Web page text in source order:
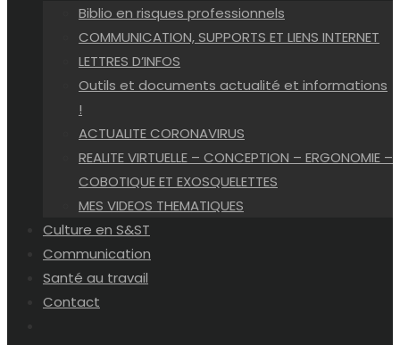
Biblio en risques professionnels
COMMUNICATION, SUPPORTS ET LIENS INTERNET
LETTRES D’INFOS
Outils et documents actualité et informations
!
ACTUALITE CORONAVIRUS
REALITE VIRTUELLE – CONCEPTION – ERGONOMIE –
COBOTIQUE ET EXOSQUELETTES
MES VIDEOS THEMATIQUES
Culture en S&ST
Communication
Santé au travail
Contact